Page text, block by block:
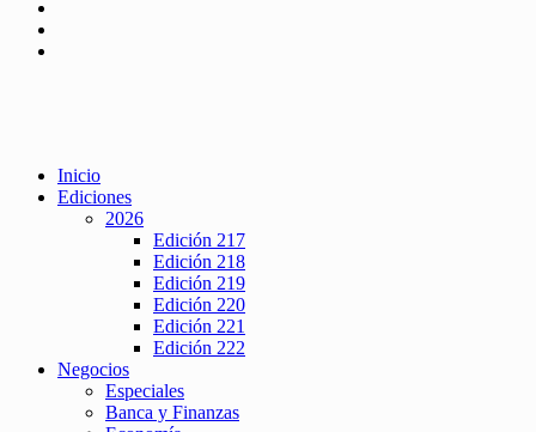
Inicio
Ediciones
2026
Edición 217
Edición 218
Edición 219
Edición 220
Edición 221
Edición 222
Negocios
Especiales
Banca y Finanzas